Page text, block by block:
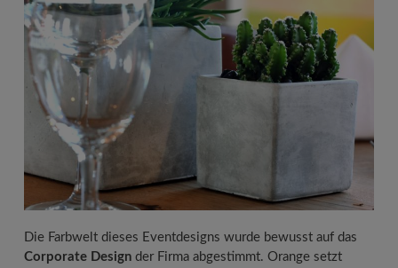
Die Farbwelt dieses Eventdesigns wurde bewusst auf das
Corporate Designder Firma abgestimmt. Orange setzt